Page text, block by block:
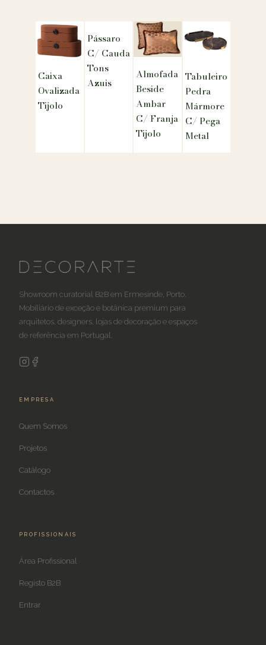
Caixa
Ovalizada
Tijolo
Pássaro
C/ Cauda
Tons
Azuis
Almofada
Beside
Ambar
C/ Franja
Tijolo
Tabuleiro
Pedra
Mármore
C/ Pega
Metal
Showroom curatorial B2B em Ermesinde, Porto.
Mobiliário de exceção e botânica premium para
arquitetos, designers, lojas de decoração e espaços
de referência em Portugal.
EMPRESA
Quem Somos
Projetos
Catálogo
Contactos
PROFISSIONAIS
Área Profissional
Registo B2B
Entrar